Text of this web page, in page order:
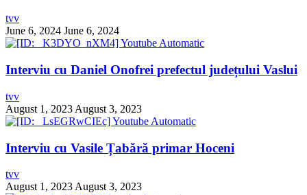
tvv
June 6, 2024 June 6, 2024
Interviu cu Daniel Onofrei prefectul județului Vaslui
tvv
August 1, 2023 August 3, 2023
Interviu cu Vasile Țabără primar Hoceni
tvv
August 1, 2023 August 3, 2023